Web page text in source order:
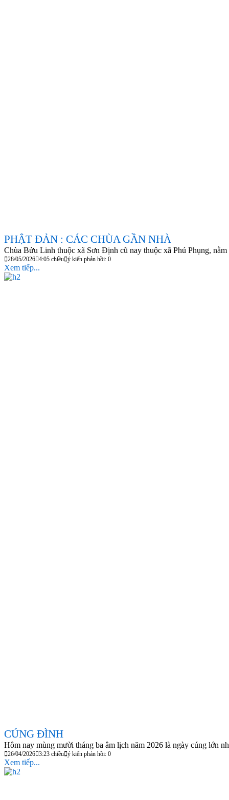
PHẬT ĐẢN : CÁC CHÙA GẦN NHÀ
Chùa Bửu Linh thuộc xã Sơn Định cũ nay thuộc xã Phú Phụng,
28/05/2026 4:05 chiều ý kiến phản hồi: 0
Xem tiếp...
CÚNG ĐÌNH
Hôm nay mùng mười tháng ba âm lịch năm 2026 là ngày cúng lớn
26/04/2026 3:23 chiều ý kiến phản hồi: 0
Xem tiếp...